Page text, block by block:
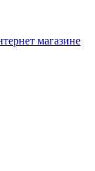
магазине